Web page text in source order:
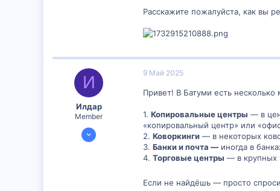
Расскажите пожалуйста, как вы
И
Илдар
Member
22 Янв 2025
9 Май 2025
Привет! В Батуми есть
1. Копировальные центры — в
«копировальный центр» или
2. Коворкинги — в некоторых
3. Банки и почта — иногда в
4. Торговые центры — в крупных
Если не найдёшь — просто